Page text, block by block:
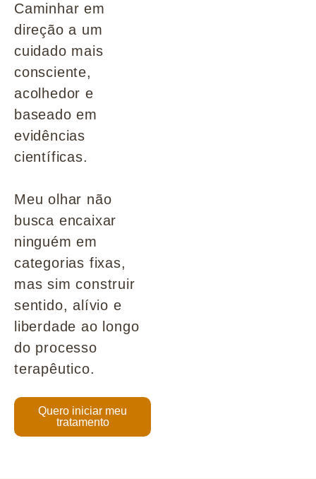
Caminhar em
direção a um
cuidado mais
consciente,
acolhedor e
baseado em
evidências
científicas.
Meu olhar não
busca encaixar
ninguém em
categorias fixas,
mas sim construir
sentido, alívio e
liberdade ao longo
do processo
terapêutico.
Quero iniciar meu
tratamento